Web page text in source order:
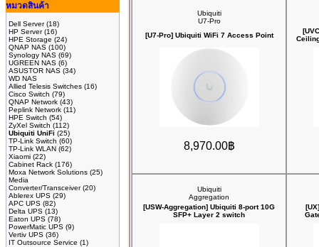
หมวดสินค้า
Dell Server(18)
HP Server(16)
HPE Storage (24)
QNAP NAS (100)
Synology NAS (69)
UGREEN NAS (6)
ASUSTOR NAS (34)
WD NAS
Allied Telesis Switches (16)
Cisco Switch (79)
QNAP Network (43)
Peplink Network (11)
HPE Switch (54)
ZyXel Switch (112)
Ubiquiti UniFi (25)
TP-Link Switch (60)
TP-Link WLAN (62)
Xiaomi (22)
Cabinet Rack (176)
Moxa Network Solutions (25)
Media
Converter/Transceiver(20)
Ablerex UPS (29)
APC UPS (82)
Delta UPS (13)
Eaton UPS (78)
PowerMatic UPS (9)
Vertiv UPS (36)
IT Outsource Service (1)
Ubiquiti
U7-Pro
[U7-Pro] Ubiquiti WiFi 7 Access Point
8,970.00฿
Ubiquiti
Aggregation
[USW-Aggregation] Ubiquiti 8-port 10G
SFP+ Layer 2 switch